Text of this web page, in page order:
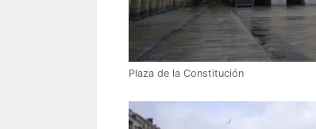
Plaza de la Constitución